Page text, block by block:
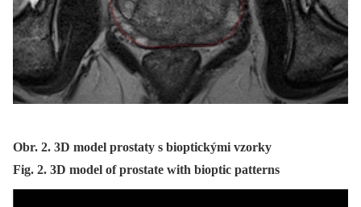
Obr. 2. 3D model prostaty s bioptickými vzorky
Fig. 2. 3D model of prostate with bioptic patterns